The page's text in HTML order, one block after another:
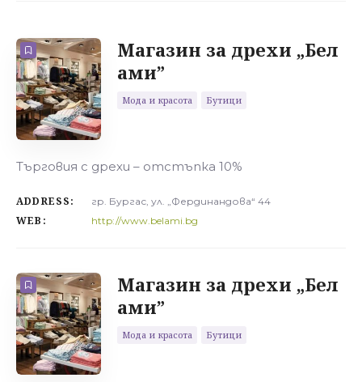
БРОЙ 10
Магазин за дрехи „Бел
ами”
Мода и красота Бутици
Търговия с дрехи – отстъпка 10%
ADDRESS: гр. Бургас, ул. „Фердинандова“ 44
WEB: http://www.belami.bg
Магазин за дрехи „Бел
ами”
Мода и красота Бутици